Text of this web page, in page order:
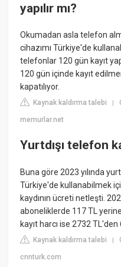
yapılır mı?
Okumadan asla telefon
cihazımı Türkiye'de
telefonlar 120 gün kayıt
120 gün içinde kayıt
kapatılıyor.
Kaynak kaldırma talebi |
memurlar.net
Yurtdışı telefon
Buna göre 2023 yılında
Türkiye'de kullanabilmek
kaydının ücreti netleşti.
aboneliklerde 117 TL
kayıt harcı ise 2732 TL'den
Kaynak kaldırma talebi |
cnnturk.com